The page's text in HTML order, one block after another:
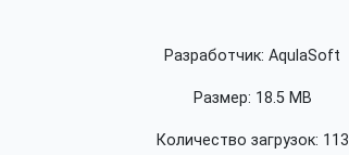
Разработчик: AqulaSoft
Размер: 18.5 MB
Количество загрузок: 113